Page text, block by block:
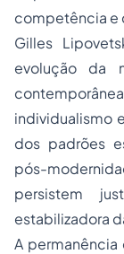
competência e
Gilles
evolução da
individualismo
dos padrões
pós-
persistem
estabilizadora
A permanência